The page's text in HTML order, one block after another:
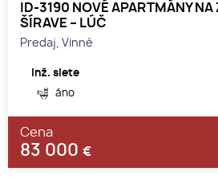
ID-3190 NOVÉ APARTMÁNY
ŠÍRAVE – LÚČ
Predaj, Vinné
Inž. siete
áno
Cena
83 000 €